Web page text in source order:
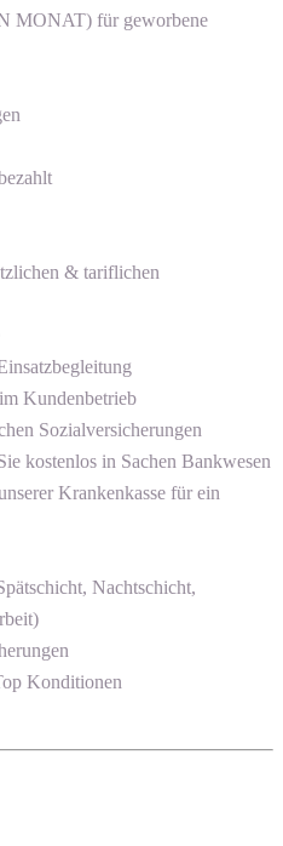
MONAT) für geworbene
& tariflichen
Kundenbetrieb
Sozialversicherungen
kostenlos in Sachen Bankwesen
Krankenkasse für ein
Nachtschicht,
Konditionen